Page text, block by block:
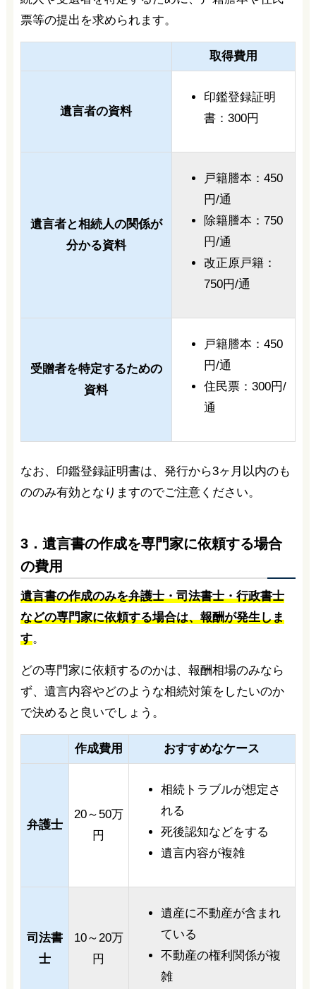
票等の提出を求められます。
取得費用
遺言者の資料
印鑑登録証明
書：300円
遺言者と相続人の関係が
分かる資料
戸籍謄本：450
円/通
除籍謄本：750
円/通
改正原戸籍：
750円/通
受贈者を特定するための
資料
戸籍謄本：450
円/通
住民票：300円/
通
なお、印鑑登録証明書は、発行から3ヶ月以内のも
ののみ有効となりますのでご注意ください。
3．遺言書の作成を専門家に依頼する場合
の費用
遺言書の作成のみを弁護士・司法書士・行政書士
などの専門家に依頼する場合は、報酬が発生しま
す。
どの専門家に依頼するのかは、報酬相場のみなら
ず、遺言内容やどのような相続対策をしたいのか
で決めると良いでしょう。
作成費用 おすすめなケース
弁護士
20～50万
円
相続トラブルが想定さ
れる
死後認知などをする
遺言内容が複雑
司法書
士
10～20万
円
遺産に不動産が含まれ
ている
不動産の権利関係が複
雑